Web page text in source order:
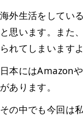
海外生活をしてい
と思います。また
られてしまいますよ
日本にはAmazon
があります。
その中でも今回は